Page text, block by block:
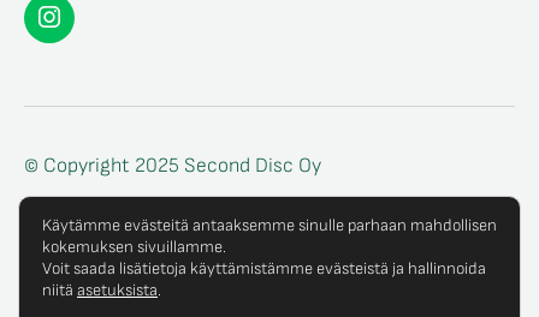
Seconddisc
© Copyright 2025 Second Disc Oy
Tietosuojaseloste
Tilaus- ja toimitusehdot
Käytämme evästeitä antaaksemme sinulle parhaan mahdollisen
kokemuksen sivuillamme.
Voit saada lisätietoja käyttämistämme evästeistä ja hallinnoida
niitä asetuksista.